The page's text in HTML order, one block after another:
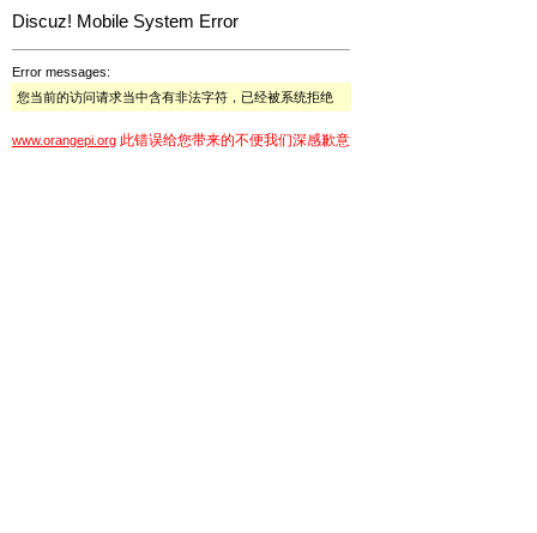
Discuz! Mobile System Error
Error messages:
您当前的访问请求当中含有非法字符，已经被系统拒绝
www.orangepi.org 此错误给您带来的不便我们深感歉意